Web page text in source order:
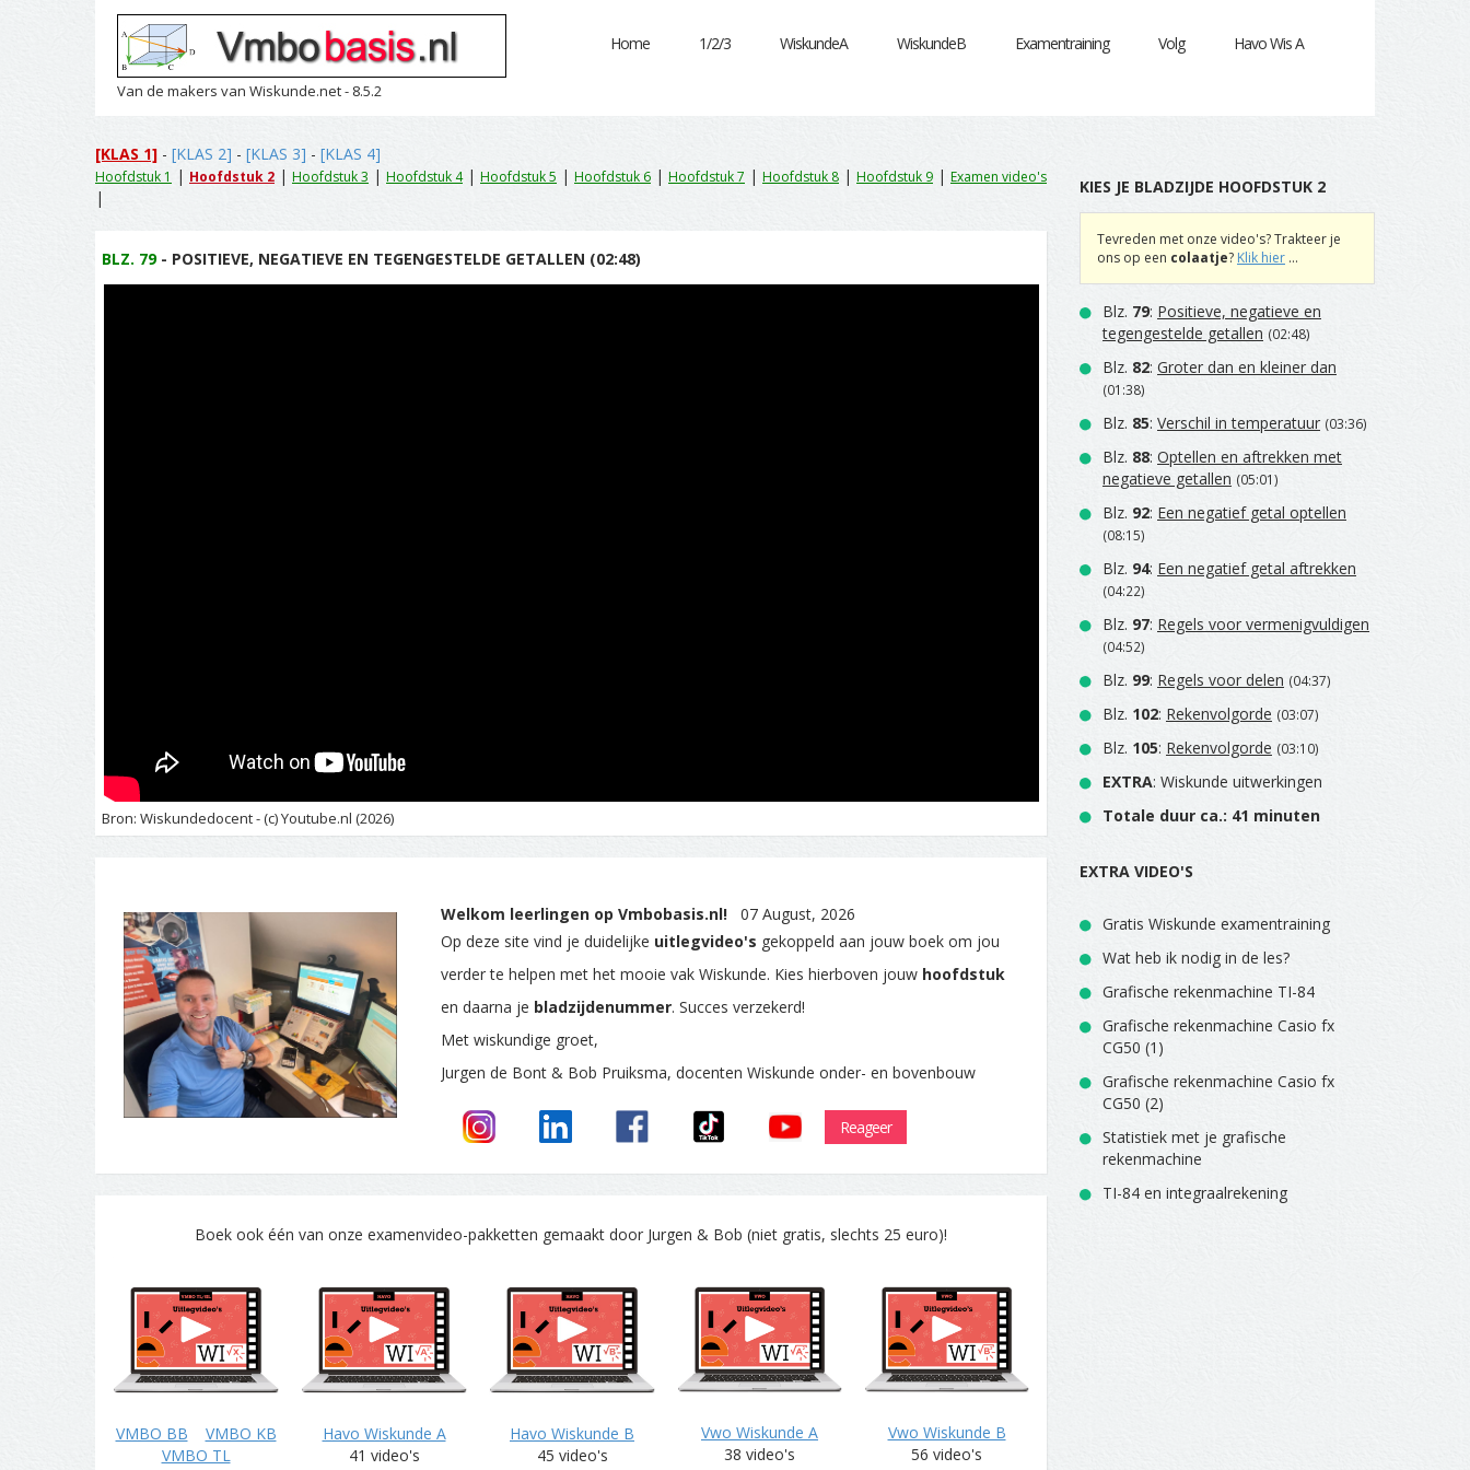
Van de makers van Wiskunde.net - 8.5.2
Home 1/2/3 WiskundeA WiskundeB Examentraining Volg Havo Wis A
[KLAS 1] - [KLAS 2] - [KLAS 3] - [KLAS 4]
Hoofdstuk 1 | Hoofdstuk 2 | Hoofdstuk 3 | Hoofdstuk 4| Hoofdstuk 5 | Hoofdstuk 6 | Hoofdstuk 7 | Hoofdstuk 8 | Hoofdstuk 9 | Examen video's
|
BLZ. 79- POSITIEVE, NEGATIEVE EN TEGENGESTELDE GETALLEN (02:48)
Bron: Wiskundedocent - (c) Youtube.nl (2026)
Welkom leerlingen op Vmbobasis.nl!
07 August, 2026
Op deze site vind je duidelijke uitlegvideo's gekoppeld aan jouw boek om jou
verder te helpen met het mooie vak Wiskunde. Kies hierboven jouw hoofdstuk
en daarna je bladzijdenummer. Succes verzekerd!
Met wiskundige groet,
Jurgen de Bont & Bob Pruiksma, docenten Wiskunde onder- en bovenbouw
Reageer
Boek ook één van onze examenvideo-pakketten gemaakt door Jurgen & Bob (niet gratis, slechts 25 euro)!
VMBO BB
VMBO KB
VMBO TL
Havo Wiskunde A
41 video's
Havo Wiskunde B
45 video's
Vwo Wiskunde A
38 video's
Vwo Wiskunde B
56 video's
KIES JE BLADZIJDE HOOFDSTUK 2
Tevreden met onze video's? Trakteer je
ons op een colaatje? Klik hier ...
Blz. 79: Positieve, negatieve en
tegengestelde getallen (02:48)
Blz. 82: Groter dan en kleiner dan
(01:38)
Blz. 85: Verschil in temperatuur (03:36)
Blz. 88: Optellen en aftrekken met
negatieve getallen (05:01)
Blz. 92: Een negatief getal optellen
(08:15)
Blz. 94: Een negatief getal aftrekken
(04:22)
Blz. 97: Regels voor vermenigvuldigen
(04:52)
Blz. 99: Regels voor delen (04:37)
Blz. 102: Rekenvolgorde (03:07)
Blz. 105: Rekenvolgorde (03:10)
EXTRA: Wiskunde uitwerkingen
Totale duur ca.: 41 minuten
EXTRA VIDEO'S
Gratis Wiskunde examentraining
Wat heb ik nodig in de les?
Grafische rekenmachine TI-84
Grafische rekenmachine Casio fx
CG50 (1)
Grafische rekenmachine Casio fx
CG50 (2)
Statistiek met je grafische
rekenmachine
TI-84 en integraalrekening